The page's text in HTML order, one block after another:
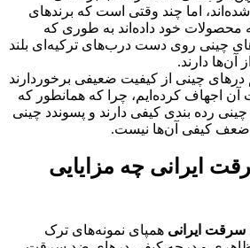
اما چند وقتی است که برندهای
محصولات خود داده‌اند به طوری که
چینی روی دست درب‌های ترکیه‌ای بلند
آن‌ها دارند.
درهای چینی از کیفیت ضعیفی برخوردارند
آن اجهاف کرده‌ایم، چرا که همانطور که
رده بندی کیفی دارند و پسوندد چینی
ضعف کیفی آن‌ها نیست.
ایرانی چه مزایایی
ایرانی همپای نمونه‌های ترک